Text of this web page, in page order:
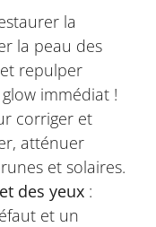
la
la peau des
repulper
immédiat !
corriger et
atténuer
et solaires.
des yeux :
et un